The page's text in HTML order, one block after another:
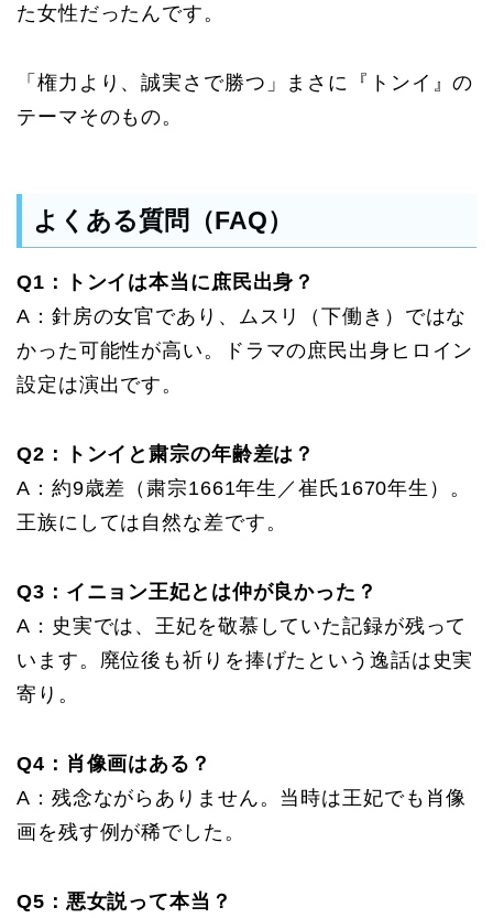
た女性だったんです。
「権力より、誠実さで勝つ」まさに『トンイ』の
テーマそのもの。
よくある質問（FAQ）
Q1：トンイは本当に庶民出身？
A：針房の女官であり、ムスリ（下働き）ではな
かった可能性が高い。ドラマの庶民出身ヒロイン
設定は演出です。
Q2：トンイと粛宗の年齢差は？
A：約9歳差（粛宗1661年生／崔氏1670年生）。
王族にしては自然な差です。
Q3：イニョン王妃とは仲が良かった？
A：史実では、王妃を敬慕していた記録が残って
います。廃位後も祈りを捧げたという逸話は史実
寄り。
Q4：肖像画はある？
A：残念ながらありません。当時は王妃でも肖像
画を残す例が稀でした。
Q5：悪女説って本当？